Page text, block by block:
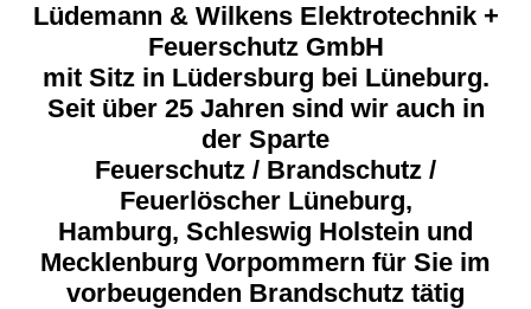
Lüdemann & Wilkens Elektrotechnik +
Feuerschutz GmbH
mit Sitz in Lüdersburg bei Lüneburg.
Seit über 25 Jahren sind wir auch in
der Sparte
Feuerschutz / Brandschutz /
Feuerlöscher Lüneburg,
Hamburg, Schleswig Holstein und
Mecklenburg Vorpommern für Sie im
vorbeugenden Brandschutz tätig